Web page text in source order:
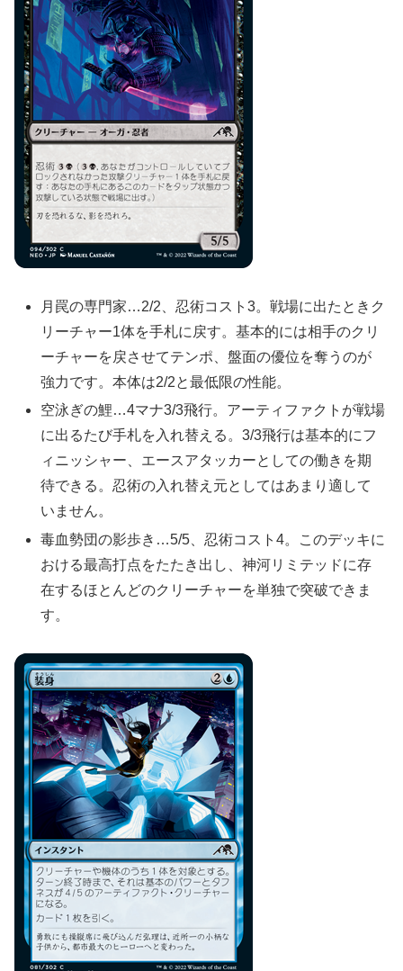
月罠の専門家…2/2、忍術コスト3。戦場に出たときク
リーチャー1体を手札に戻す。基本的には相手のクリ
ーチャーを戻させてテンポ、盤面の優位を奪うのが
強力です。本体は2/2と最低限の性能。
空泳ぎの鯉…4マナ3/3飛行。アーティファクトが戦場
に出るたび手札を入れ替える。3/3飛行は基本的にフ
ィニッシャー、エースアタッカーとしての働きを期
待できる。忍術の入れ替え元としてはあまり適して
いません。
毒血勢団の影歩き…5/5、忍術コスト4。このデッキに
おける最高打点をたたき出し、神河リミテッドに存
在するほとんどのクリーチャーを単独で突破できま
す。